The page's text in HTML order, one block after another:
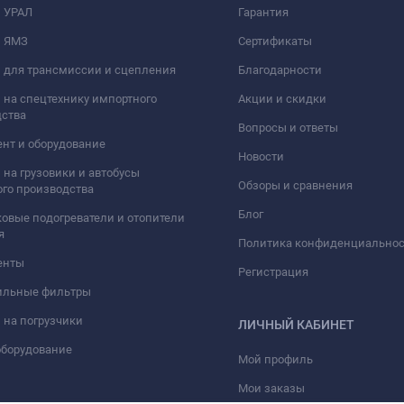
УРАЛ
ЯМЗ
для трансмиссии и сцепления
спецтехнику импортного
и оборудование
грузовики и автобусы
производства
подогреватели и отопители
фильтры
погрузчики
Гарантия
Сертификаты
Благодарности
Акции и скидки
Вопросы и ответы
Новости
Обзоры и сравнения
Блог
Политика
Регистрация
ЛИЧНЫЙ КАБИНЕТ
Мой профиль
Мои заказы